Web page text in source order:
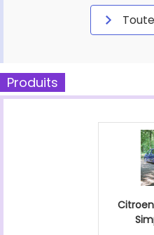
Produits